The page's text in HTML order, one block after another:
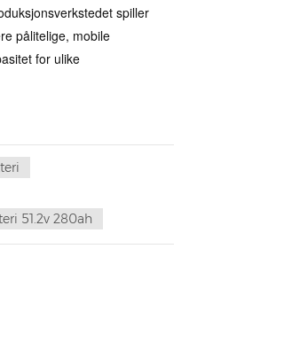
spiller
pålitelige, mobile
for ulike
51.2v 280ah